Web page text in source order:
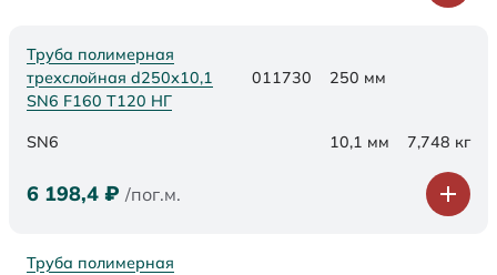
Труба полимерная
трехслойная d250х10,1
SN6 F160 Т120 НГ
011730 250 мм
SN6 10,1 мм 7,748 кг
6 198,4 ₽ /пог.м.
Труба полимерная